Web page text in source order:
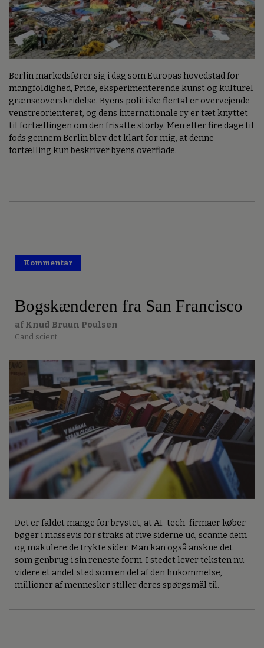
Berlin markedsfører sig i dag som Europas hovedstad for
mangfoldighed, Pride, eksperimenterende kunst og kulturel
grænseoverskridelse. Byens politiske flertal er overvejende
venstreorienteret, og dens internationale ry er tæt knyttet
til fortællingen om den frisatte storby. Men efter fire dage til
fods gennem Berlin blev det klart for mig, at denne
fortælling kun beskriver byens overflade.
Kommentar
Bogskænderen fra San Francisco
af Knud Bruun Poulsen
Cand.scient.
Det er faldet mange for brystet, at AI-tech-firmaer køber
bøger i massevis for straks at rive siderne ud, scanne dem
og makulere de trykte sider. Man kan også anskue det
som genbrug i sin reneste form. I stedet lever teksten nu
videre et andet sted som en del af den hukommelse,
millioner af mennesker stiller deres spørgsmål til.